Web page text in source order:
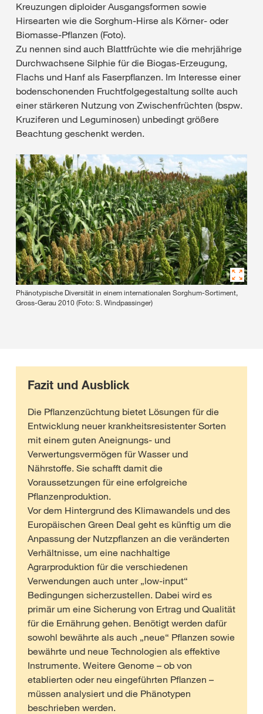
Kreuzungen diploider Ausgangsformen sowie
Hirsearten wie die Sorghum-Hirse als Körner- oder
Biomasse-Pflanzen (Foto).
Zu nennen sind auch Blattfrüchte wie die mehrjährige
Durchwachsene Silphie für die Biogas-Erzeugung,
Flachs und Hanf als Faserpflanzen. Im Interesse einer
bodenschonenden Fruchtfolgegestaltung sollte auch
einer stärkeren Nutzung von Zwischenfrüchten (bspw.
Kruziferen und Leguminosen) unbedingt größere
Beachtung geschenkt werden.
Phänotypische Diversität in einem internationalen Sorghum-Sortiment,
Gross-Gerau 2010 (Foto: S. Windpassinger)
Fazit und Ausblick
Die Pflanzenzüchtung bietet Lösungen für die
Entwicklung neuer krankheitsresistenter Sorten
mit einem guten Aneignungs- und
Verwertungsvermögen für Wasser und
Nährstoffe. Sie schafft damit die
Voraussetzungen für eine erfolgreiche
Pflanzenproduktion.
Vor dem Hintergrund des Klimawandels und des
Europäischen Green Deal geht es künftig um die
Anpassung der Nutzpflanzen an die veränderten
Verhältnisse, um eine nachhaltige
Agrarproduktion für die verschiedenen
Verwendungen auch unter „low-input“
Bedingungen sicherzustellen. Dabei wird es
primär um eine Sicherung von Ertrag und Qualität
für die Ernährung gehen. Benötigt werden dafür
sowohl bewährte als auch „neue“ Pflanzen sowie
bewährte und neue Technologien als effektive
Instrumente. Weitere Genome – ob von
etablierten oder neu eingeführten Pflanzen –
müssen analysiert und die Phänotypen
beschrieben werden.